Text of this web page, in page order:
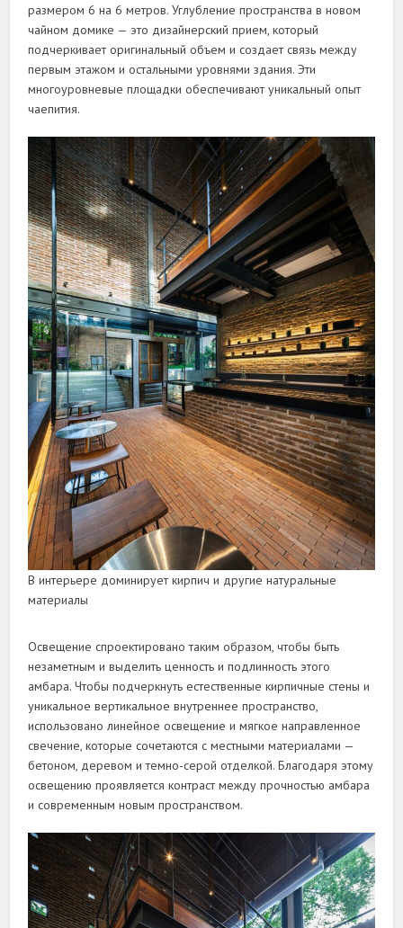
размером 6 на 6 метров. Углубление пространства в новом
чайном домике — это дизайнерский прием, который
подчеркивает оригинальный объем и создает связь между
первым этажом и остальными уровнями здания. Эти
многоуровневые площадки обеспечивают уникальный опыт
чаепития.
В интерьере доминирует кирпич и другие натуральные
материалы
Освещение спроектировано таким образом, чтобы быть
незаметным и выделить ценность и подлинность этого
амбара. Чтобы подчеркнуть естественные кирпичные стены и
уникальное вертикальное внутреннее пространство,
использовано линейное освещение и мягкое направленное
свечение, которые сочетаются с местными материалами —
бетоном, деревом и темно-серой отделкой. Благодаря этому
освещению проявляется контраст между прочностью амбара
и современным новым пространством.